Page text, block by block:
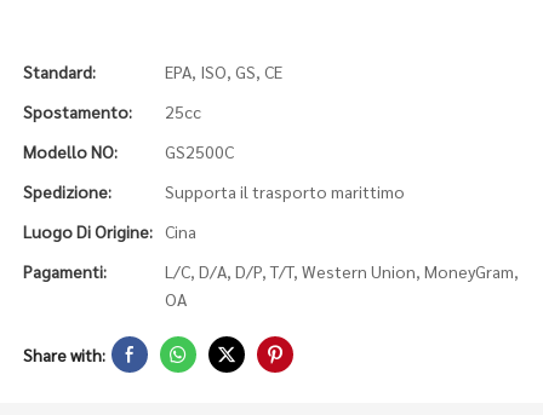
Standard:
EPA, ISO, GS, CE
Spostamento:
25cc
Modello NO:
GS2500C
Spedizione:
Supporta il trasporto marittimo
Luogo Di Origine:
Cina
Pagamenti:
L/C, D/A, D/P, T/T, Western Union, MoneyGram,
OA
Share with: